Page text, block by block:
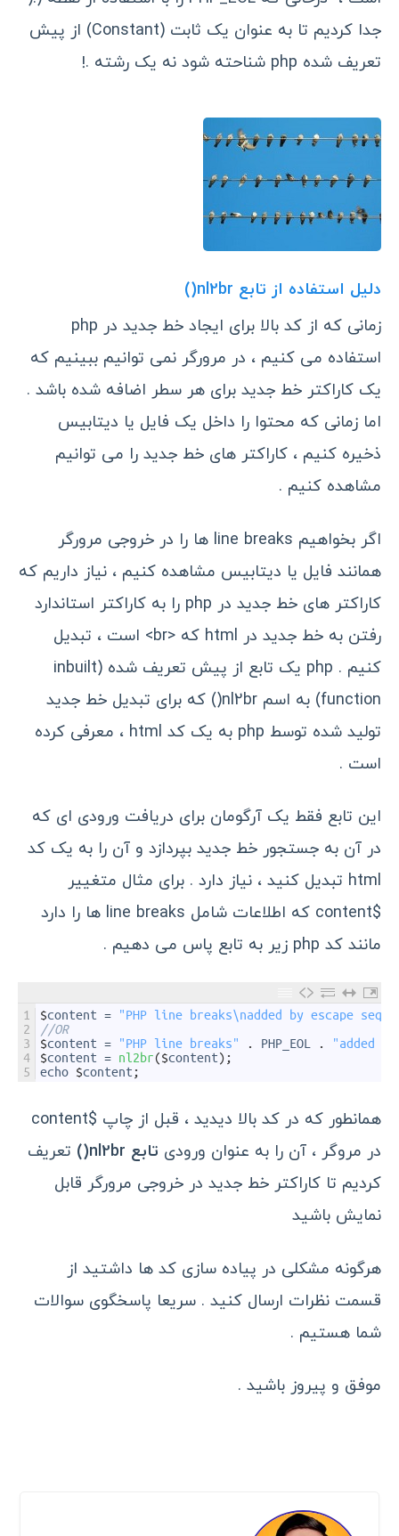
جدا کردیم تا به عنوان یک ثابت (Constant) از پیش
تعریف شده php شناحته شود نه یک رشته .!
دلیل استفاده از تابع nl2br()
زمانی که از کد بالا برای ایجاد خط جدید در php
استفاده می کنیم ، در مرورگر نمی توانیم ببینیم که
یک کاراکتر خط جدید برای هر سطر اضافه شده باشد .
اما زمانی که محتوا را داخل یک فایل یا دیتابیس
ذخیره کنیم ، کاراکتر های خط جدید را می توانیم
مشاهده کنیم .
اگر بخواهیم line breaks ها را در خروجی مرورگر
همانند فایل یا دیتابیس مشاهده کنیم ، نیاز داریم که
کاراکتر های خط جدید در php را به کاراکتر استاندارد
رفتن به خط جدید در html که <br> است ، تبدیل
کنیم . php یک تابع از پیش تعریف شده (inbuilt
function) به اسم nl2br() که برای تبدیل خط جدید
تولید شده توسط php به یک کد html ، معرفی کرده
است .
این تابع فقط یک آرگومان برای دریافت ورودی ای که
در آن به جستجور خط جدید بپردازد و آن را به یک کد
html تبدیل کنید ، نیاز دارد . برای مثال متغییر
$content که اطلاعات شامل line breaks ها را دارد
مانند کد php زیر به تابع پاس می دهیم .
1
2
3
4
5
$content =
"PHP line breaks\nadded by escape
//OR
$content = "PHP line breaks" . PHP_EOL .
"added
$content = nl2br($content) ;
echo $content ;
همانطور که در کد بالا دیدید ، قبل از چاپ $content
در مروگر ، آن را به عنوان ورودی تابع nl2br()
تعریف
کردیم تا کاراکتر خط جدید در خروجی مرورگر قابل
نمایش باشید
هرگونه مشکلی در پیاده سازی کد ها داشتید از
قسمت نظرات ارسال کنید . سریعا پاسخگوی سوالات
شما هستیم .
موفق و پیروز باشید .